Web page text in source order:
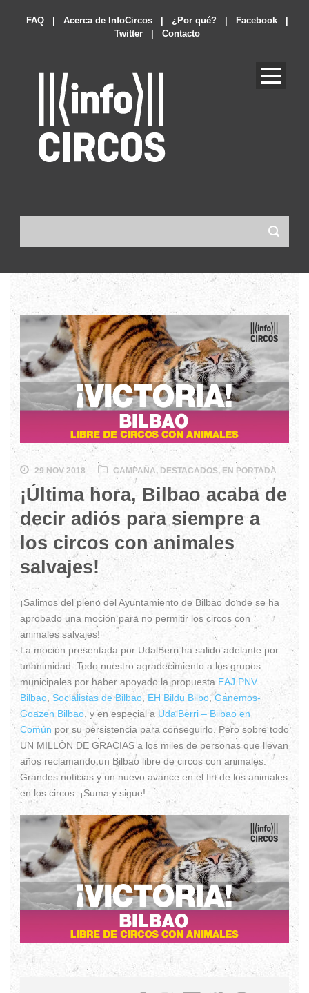
FAQ Acerca de InfoCircos ¿Por qué? Facebook
Twitter
Contacto
29 NOV 2018 CAMPAÑA, DESTACADOS, EN PORTADA
¡Última hora, Bilbao acaba de
decir adiós para siempre a
los circos con animales
salvajes!
¡Salimos del pleno del Ayuntamiento de Bilbao donde se ha
aprobado una moción para no permitir los circos con
animales salvajes!
La moción presentada por UdalBerri ha salido adelante por
unanimidad. Todo nuestro agradecimiento a los grupos
municipales por haber apoyado la propuesta EAJ PNV
Bilbao Socialistas de Bilbao EH Bildu Bilbo,Ganemos-
Goazen Bilbao , y en especial a UdalBerri – Bilbao en
Común por su persistencia para conseguirlo. Pero sobre todo
UN MILLÓN DE GRACIAS a los miles de personas que llevan
años reclamando un Bilbao libre de circos con animales.
Grandes noticias y un nuevo avance en el fin de los animales
en los circos. ¡Suma y sigue!